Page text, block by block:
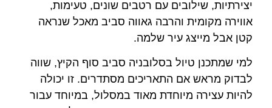
יצירתיות, שילובים עם רטבים שונים, טעימות,
אווירה מקומית והרבה גאווה סביב מאכל שנראה
קטן אבל מייצג עיר שלמה.
למי שמתכנן טיול בסלובניה סביב סוף הקיץ, שווה
לבדוק מראש אם התאריכים מסתדרים. זו יכולה
להיות עצירה מיוחדת מאוד במסלול, במיוחד עבור